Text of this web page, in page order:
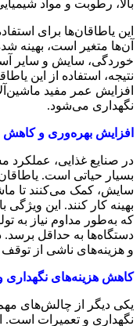
بالا، رطوبت و مواد
این یاطاقان‌ها برای
آن‌ها متغیر است، بهینه
خوردگی، سایش و سایر
نتیجه، استفاده از این
افزایش عمر مفید
نگهداری می‌شود.
افزایش بهره‌وری و
در صنایع غذایی، عملکرد
سایش، کمک می‌کنند تا
بهینه کار کنند. این
که به‌طور مداوم نیاز به
دستگاه‌ها به حداقل برسد.
و هزینه‌های ناشی از
کاهش هزینه‌های نگهداری
یکی دیگر از چالش‌های مهم